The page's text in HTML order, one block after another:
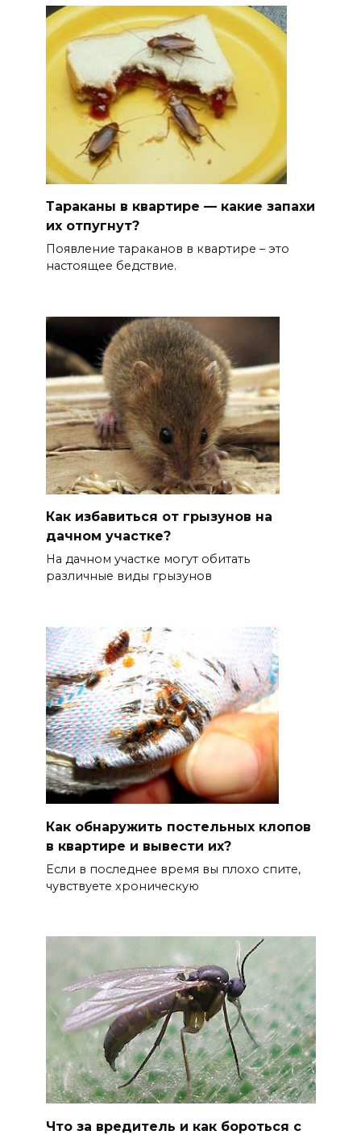
Тараканы в квартире — какие запахи
их отпугнут?
Появление тараканов в квартире – это
настоящее бедствие.
Как избавиться от грызунов на
дачном участке?
На дачном участке могут обитать
различные виды грызунов
Как обнаружить постельных клопов
в квартире и вывести их?
Если в последнее время вы плохо спите,
чувствуете хроническую
Что за вредитель и как бороться с